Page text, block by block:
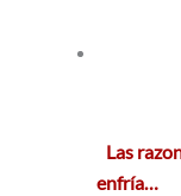
Las
enfría…